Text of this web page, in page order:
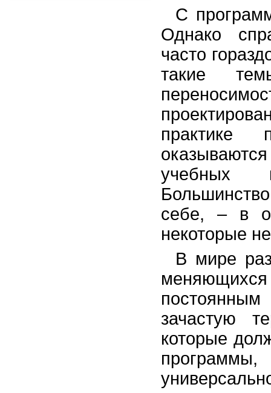
С
Однако
часто
такие
практике
учебных
себе, – в
некоторые
В мире
зачастую
которые